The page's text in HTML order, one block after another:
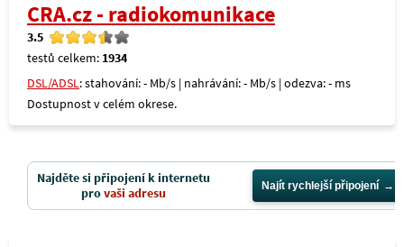
CRA.cz - radiokomunikace
3.5
testů celkem: 1934
DSL/ADSL: stahování: - Mb/s | nahrávání: - Mb/s | odezva: - ms
Dostupnost v celém okrese.
Najděte si připojení k internetu
provaši adresu Najít rychlejší připojení